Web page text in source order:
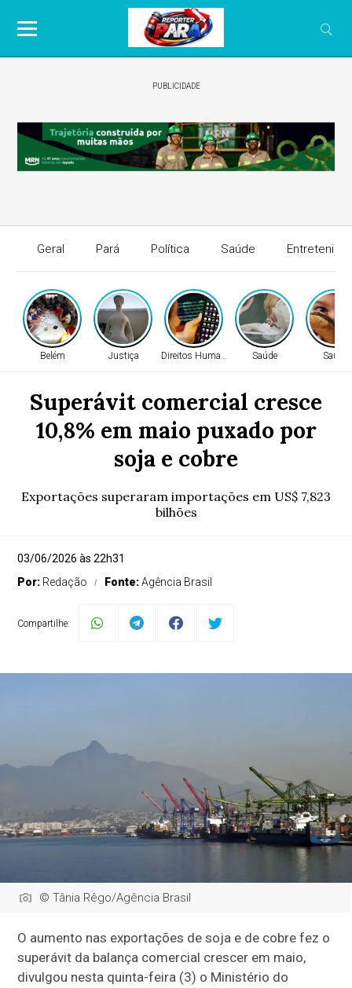
PUBLICIDADE
Geral Pará Política Saúde
Belém Justiça Direitos Humanos Saúde Saúde
Superávit comercial cresce
10,8% em maio puxado por
soja e cobre
Exportações superaram importações em US$ 7,823
bilhões
03/06/2026 às 22h31
Por: Redação Fonte:Agência Brasil
Compartilhe:
© Tânia Rêgo/Agência Brasil
O aumento nas exportações de soja e de cobre fez o
superávit da balança comercial crescer em maio,
divulgou nesta quinta-feira (3) o Ministério do